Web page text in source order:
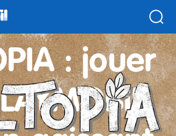
: jouer